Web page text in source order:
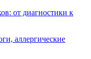
от диагностики к
аллергические